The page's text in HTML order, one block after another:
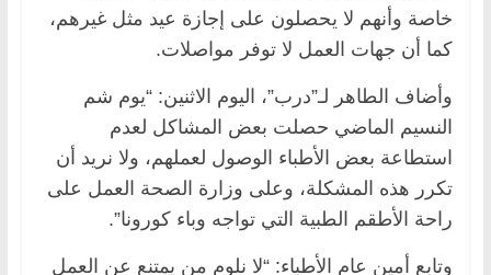
خاصة وأنهم لا يحصلون على إجازة عيد مثل غيرهم،
كما أن جهات العمل لا توفر مواصلات.
وأضاف الطاهر لـ”درب”، اليوم الاثنين: “يوم شم
النسيم الماضي حصلت بعض المشاكل لعدم
استطاعة بعض الأطباء الوصول لعملهم، ولا نريد أن
تكرر هذه المشكلة، وعلى وزارة الصحة العمل على
راحة الأطقم الطبية التي تواجه وباء كورونا”.
وتابع أمين عام الأطباء: “لا نلوم من يمتنع عن العمل